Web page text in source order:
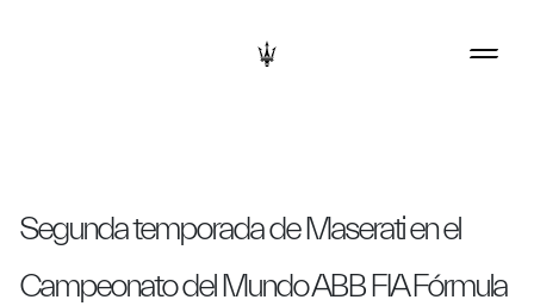
Segunda temporada de Maserati en el
Campeonato del Mundo ABB FIA Fórmula